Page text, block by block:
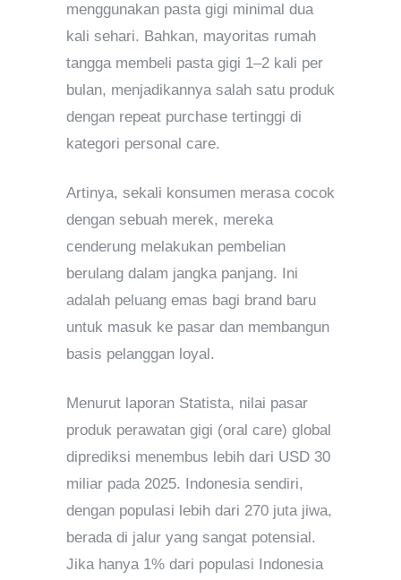
menggunakan pasta gigi minimal dua
kali sehari. Bahkan, mayoritas rumah
tangga membeli pasta gigi 1–2 kali per
bulan, menjadikannya salah satu produk
dengan repeat purchase tertinggi di
kategori personal care.
Artinya, sekali konsumen merasa cocok
dengan sebuah merek, mereka
cenderung melakukan pembelian
berulang dalam jangka panjang. Ini
adalah peluang emas bagi brand baru
untuk masuk ke pasar dan membangun
basis pelanggan loyal.
Menurut laporan Statista, nilai pasar
produk perawatan gigi (oral care) global
diprediksi menembus lebih dari USD 30
miliar pada 2025. Indonesia sendiri,
dengan populasi lebih dari 270 juta jiwa,
berada di jalur yang sangat potensial.
Jika hanya 1% dari populasi Indonesia